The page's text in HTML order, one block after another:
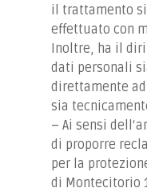
il trattamento
effettuato con
Inoltre, ha il
dati personali
direttamente
sia
– Ai sensi
di proporre
per la
di Montecitorio